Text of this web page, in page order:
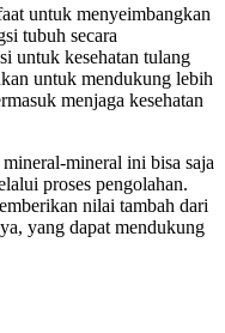
untuk menyeimbangkan
tubuh secara
untuk kesehatan tulang
untuk mendukung lebih
menjaga kesehatan
mineral ini bisa saja
proses pengolahan.
nilai tambah dari
yang dapat mendukung